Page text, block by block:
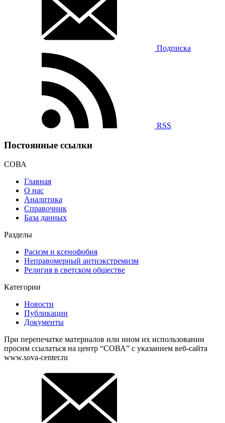
Подписка
RSS
Постоянные ссылки
СОВА
Главная
О нас
Аналитика
Справочник
База данных
Разделы
Расизм и ксенофобия
Неправомерный антиэкстремизм
Религия в светском обществе
Категории
Новости
Публикации
Документы
При перепечатке материалов или ином их использовании
просим ссылаться на центр “СОВА” с указанием веб-сайта
www.sova-center.ru